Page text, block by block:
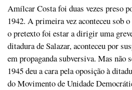
Amílcar Costa foi duas vezes preso
1942. A primeira vez aconteceu sob
o pretexto foi estar a dirigir uma
ditadura de Salazar, aconteceu por
em propaganda subversiva. Mas não
1945 deu a cara pela oposição à
do Movimento de Unidade